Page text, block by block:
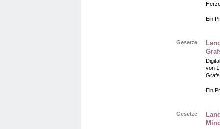
Ein
Gesetze
von
Ein
Gesetze